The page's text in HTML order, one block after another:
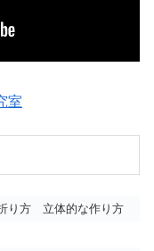
室
り方 立体的な作り方